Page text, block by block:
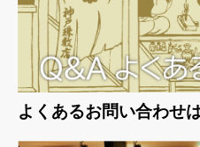
よくあるお問い合わせ